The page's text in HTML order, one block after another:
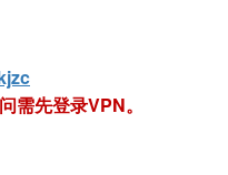
需先登录VPN。